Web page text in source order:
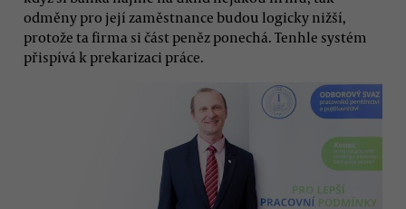
odměny pro její zaměstnance budou logicky nižší,
protože ta firma si část peněz ponechá. Tenhle systém
přispívá k prekarizaci práce.